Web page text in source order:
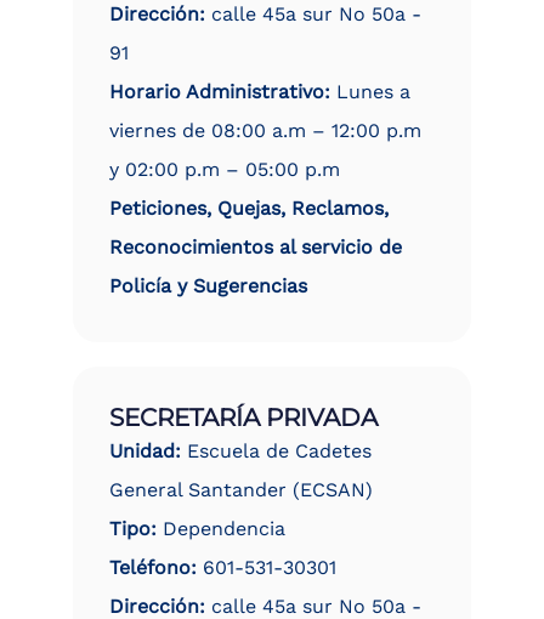
Dirección: calle 45a sur No 50a -
91
Horario Administrativo: Lunes a
viernes de 08:00 a.m – 12:00 p.m
y 02:00 p.m – 05:00 p.m
Peticiones, Quejas, Reclamos,
Reconocimientos al servicio de
Policía y Sugerencias
SECRETARÍA PRIVADA
Unidad: Escuela de Cadetes
General Santander (ECSAN)
Tipo: Dependencia
Teléfono: 601-531-30301
Dirección: calle 45a sur No 50a -